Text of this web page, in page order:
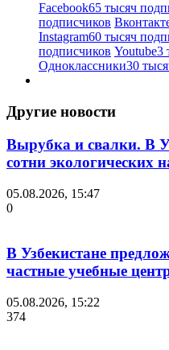
Facebook65 тысяч
подписчиков
Instagram60 тысяч
подписчиков Youtube3
Одноклассники30
Другие новости
Вырубка и свалки. В
сотни экологических
05.08.2026, 15:47
0
В Узбекистане
частные учебные
05.08.2026, 15:22
374